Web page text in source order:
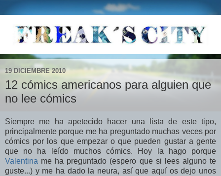
19 DICIEMBRE 2010
12 cómics americanos para alguien que
no lee cómics
Siempre me ha apetecido hacer una lista de este tipo,
principalmente porque me ha preguntado muchas veces por
cómics por los que empezar o que pueden gustar a gente
que no ha leído muchos cómics. Hoy la hago porque
Valentina me ha preguntado (espero que si lees alguno te
guste...) y me ha dado la neura, así que aquí os dejo unos